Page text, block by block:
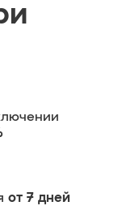
от 7 дней